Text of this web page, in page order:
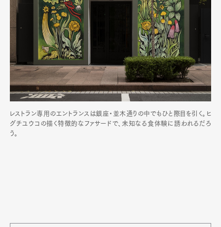
レストラン専用のエントランスは銀座・並木通りの中でもひと際目を引く。ヒ
グチユウコの描く特徴的なファサードで、未知なる食体験に誘われるだろ
う。